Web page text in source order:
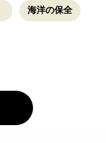
海洋の保全